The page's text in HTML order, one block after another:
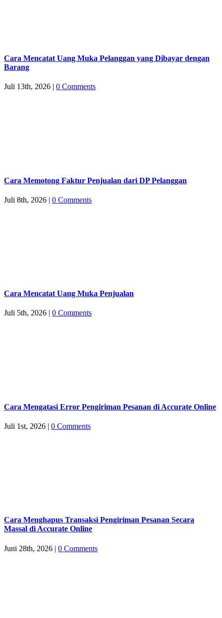
Cara Mencatat Uang Muka Pelanggan yang Dibayar dengan
Barang
Juli 13th, 2026 | 0 Comments
Cara Memotong Faktur Penjualan dari DP Pelanggan
Juli 8th, 2026 | 0 Comments
Cara Mencatat Uang Muka Penjualan
Juli 5th, 2026 0 Comments
Cara Mengatasi Error Pengiriman Pesanan di Accurate Online
Juli 1st, 2026 | 0 Comments
Cara Menghapus Transaksi Pengiriman Pesanan Secara
Massal di Accurate Online
Juni 28th, 2026 | 0 Comments